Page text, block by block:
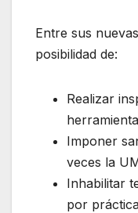
Entre sus
posibilidad de:
Realizar
Imponer
veces la
Inhabilitar
por